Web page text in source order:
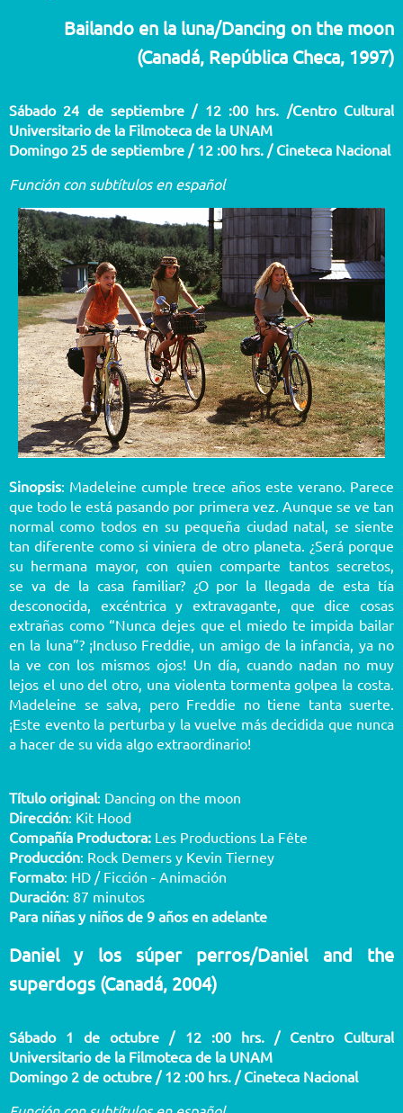
Bailando en la luna/Dancing on the moon
(Canadá, República Checa, 1997)
Sábado 24 de septiembre / 12 :00 hrs. /Centro Cultural
Universitario de la Filmoteca de la UNAM
Domingo 25 de septiembre / 12 :00 hrs. / Cineteca Nacional
Función con subtítulos en español
Sinopsis: Madeleine cumple trece años este verano. Parece
que todo le está pasando por primera vez. Aunque se ve tan
normal como todos en su pequeña ciudad natal, se siente
tan diferente como si viniera de otro planeta. ¿Será porque
su hermana mayor, con quien comparte tantos secretos,
se va de la casa familiar? ¿O por la llegada de esta tía
desconocida, excéntrica y extravagante, que dice cosas
extrañas como “Nunca dejes que el miedo te impida bailar
en la luna”? ¡Incluso Freddie, un amigo de la infancia, ya no
la ve con los mismos ojos! Un día, cuando nadan no muy
lejos el uno del otro, una violenta tormenta golpea la costa.
Madeleine se salva, pero Freddie no tiene tanta suerte.
¡Este evento la perturba y la vuelve más decidida que nunca
a hacer de su vida algo extraordinario!
Título original: Dancing on the moon
Dirección: Kit Hood
Compañía Productora: Les Productions La Fête
Producción: Rock Demers y Kevin Tierney
Formato: HD / Ficción - Animación
Duración: 87 minutos
Para niñas y niños de 9 años en adelante
Daniel y los súper perros/Daniel and the
superdogs (Canadá, 2004)
Sábado 1 de octubre / 12 :00 hrs. / Centro Cultural
Universitario de la Filmoteca de la UNAM
Domingo 2 de octubre / 12 :00 hrs. / Cineteca Nacional